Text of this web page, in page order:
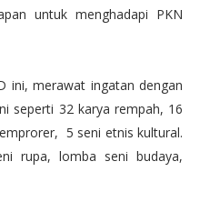
untuk menghadapi PKN
ini, merawat ingatan dengan
seperti 32 karya rempah, 16
5 seni etnis kultural.
rupa, lomba seni budaya,